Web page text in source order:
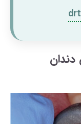
دندان